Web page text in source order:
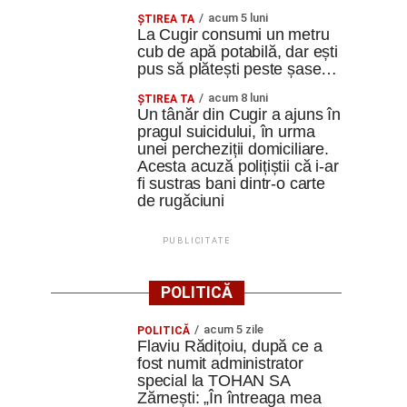
ȘTIREA TA acum 5 luni
La Cugir consumi un metru
cub de apă potabilă, dar ești
pus să plătești peste șase…
ȘTIREA TA acum 8 luni
Un tânăr din Cugir a ajuns în
pragul suicidului, în urma
unei percheziții domiciliare.
Acesta acuză polițiștii că i-ar
fi sustras bani dintr-o carte
de rugăciuni
PUBLICITATE
POLITICĂ
POLITICĂ acum 5 zile
Flaviu Rădițoiu, după ce a
fost numit administrator
special la TOHAN SA
Zărnești: „În întreaga mea